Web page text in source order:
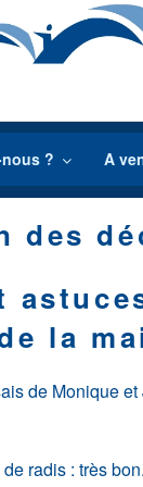
? A
des
la
de Monique
radis : très